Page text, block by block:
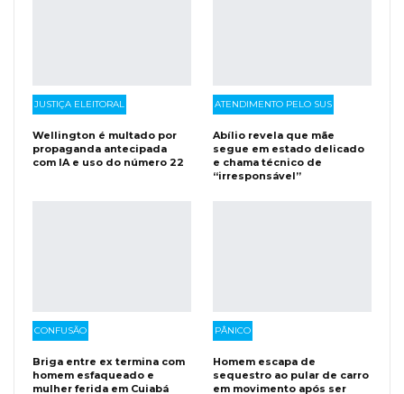
JUSTIÇA ELEITORAL
Wellington é multado por
propaganda antecipada
com IA e uso do número 22
ATENDIMENTO PELO SUS
Abílio revela que mãe
segue em estado delicado
e chama técnico de
“irresponsável”
CONFUSÃO
Briga entre ex termina com
homem esfaqueado e
mulher ferida em Cuiabá
PÂNICO
Homem escapa de
sequestro ao pular de carro
em movimento após ser